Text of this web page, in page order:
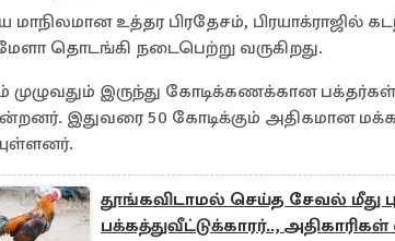
மாநிலமான உத்தர பிரதேசம், பிரயாக்ராஜில்
தொடங்கி நடைபெற்று வருகிறது.
முழுவதும் இருந்து கோடிக்கணக்கான பக்தர்கள்
இதுவரை 50 கோடிக்கும் அதிகமான
தூங்கவிடாமல் செய்த சேவல் மீது
பக்கத்துவீட்டுக்காரர்..,